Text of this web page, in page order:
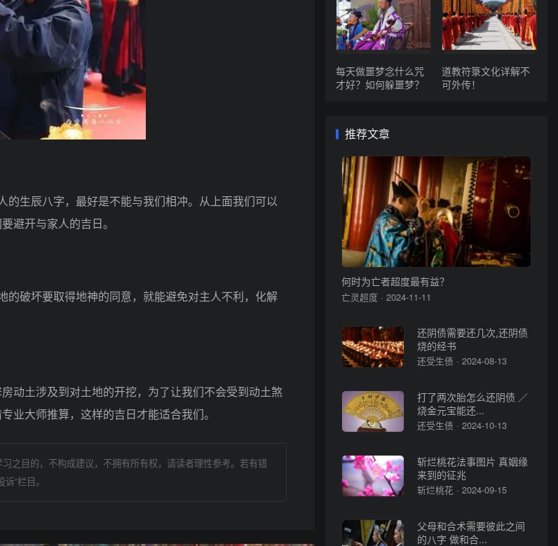
生辰八字，最好是不能与我们相冲。从上面我们可以
避开与家人的吉日。
破坏要取得地神的同意，就能避免对主人不利，化解
土涉及到对土地的开挖，为了让我们不会受到动土煞
业大师推算，这样的吉日才能适合我们。
之目的，不构成建议，不拥有所有权，请读者理性参考。若有错
”栏目。
每天做噩梦念什么咒
才好？如何躲噩梦？
道教符箓文化详解不
可外传！
推荐文章
何时为亡者超度最有益？
亡灵超度 · 2024-11-11
还阴债需要还几次,还阴债
烧的经书
还受生债 · 2024-08-13
打了两次胎怎么还阴债 ／
烧金元宝能还...
还受生债 · 2024-10-13
斩烂桃花法事图片 真姻缘
来到的征兆
斩烂桃花 · 2024-09-15
父母和合术需要彼此之间
的八字 做和合...